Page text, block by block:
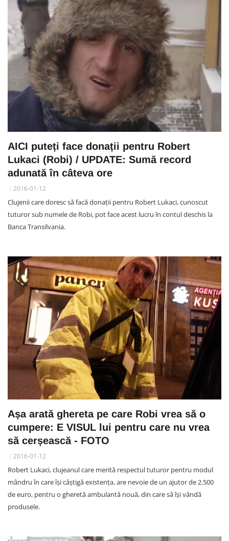
AICI puteți face donații pentru Robert
Lukaci (Robi) / UPDATE: Sumă record
adunată în câteva ore
2016-01-12
Clujenii care doresc să facă donații pentru Robert Lukaci, cunoscut
tuturor sub numele de Robi, pot face acest lucru în contul deschis la
Banca Transilvania.
Așa arată ghereta pe care Robi vrea să o
cumpere: E VISUL lui pentru care nu vrea
să cerșească - FOTO
2016-01-12
Robert Lukaci, clujeanul care merită respectul tuturor pentru modul
mândru în care își câștigă existența, are nevoie de un ajutor de 2.500
de euro, pentru o gheretă ambulantă nouă, din care să își vândă
produsele.